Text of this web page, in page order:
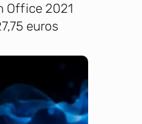
Office 2021
euros